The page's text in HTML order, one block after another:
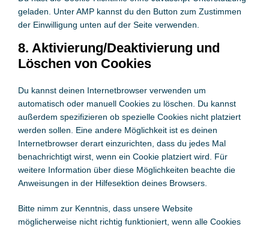
geladen. Unter AMP kannst du den Button zum Zustimmen
der Einwilligung unten auf der Seite verwenden.
8. Aktivierung/Deaktivierung und
Löschen von Cookies
Du kannst deinen Internetbrowser verwenden um
automatisch oder manuell Cookies zu löschen. Du kannst
außerdem spezifizieren ob spezielle Cookies nicht platziert
werden sollen. Eine andere Möglichkeit ist es deinen
Internetbrowser derart einzurichten, dass du jedes Mal
benachrichtigt wirst, wenn ein Cookie platziert wird. Für
weitere Information über diese Möglichkeiten beachte die
Anweisungen in der Hilfesektion deines Browsers.
Bitte nimm zur Kenntnis, dass unsere Website
möglicherweise nicht richtig funktioniert, wenn alle Cookies